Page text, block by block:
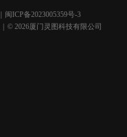
闽ICP备2023005359号-3
｜© 2026厦门灵图科技有限公司